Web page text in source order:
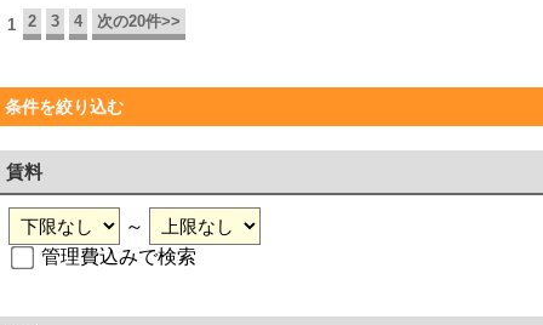
1 2 3 4 次の20件>>
条件を絞り込む
賃料
～
管理費込みで検索